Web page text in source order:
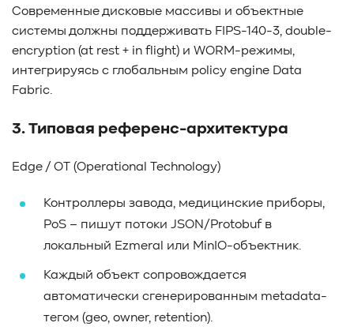
Современные дисковые массивы и объектные
системы должны поддерживать FIPS-140-3, double-
encryption (at rest + in flight) и WORM-режимы,
интегрируясь с глобальным policy engine Data
Fabric.
3. Типовая референс-архитектура
Edge / OT (Operational Technology)
Контроллеры завода, медицинские приборы,
PoS – пишут потоки JSON/Protobuf в
локальный Ezmeral или MinIO-объектник.
Каждый объект сопровождается
автоматически сгенерированным metadata-
тегом (geo, owner, retention).